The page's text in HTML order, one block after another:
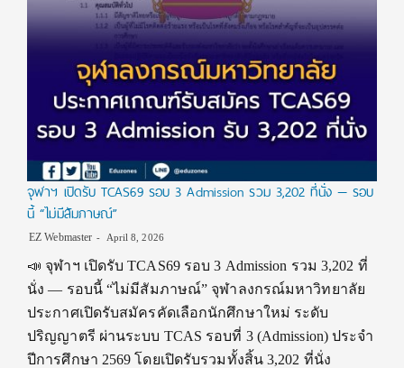
จุฬาฯ เปิดรับ TCAS69 รอบ 3 Admission รวม 3,202 ที่นั่ง — รอบ
นี้ “ไม่มีสัมภาษณ์”
EZ Webmaster April 8, 2026
📣 จุฬาฯ เปิดรับ TCAS69 รอบ 3 Admission รวม 3,202 ที่
นั่ง — รอบนี้ “ไม่มีสัมภาษณ์” จุฬาลงกรณ์มหาวิทยาลัย
ประกาศเปิดรับสมัครคัดเลือกนักศึกษาใหม่ ระดับ
ปริญญาตรี ผ่านระบบ TCAS รอบที่ 3 (Admission) ประจำ
ปีการศึกษา 2569 โดยเปิดรับรวมทั้งสิ้น 3,202 ที่นั่ง